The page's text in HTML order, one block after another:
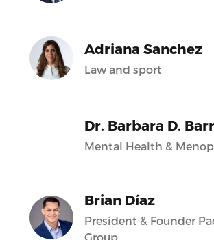
Adriana Sanchez
Law and sport
Dr. Barbara D.
Mental Health &
Brian Díaz
President & Founder
Group